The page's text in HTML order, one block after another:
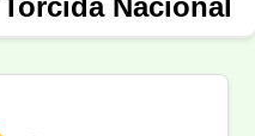
Nacional